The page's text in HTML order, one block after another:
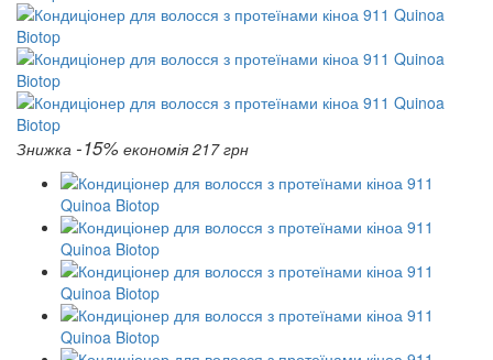
Знижка -15% економія 217 грн